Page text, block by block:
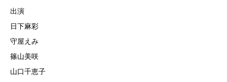
出演
日下麻彩
守屋えみ
篠山美咲
山口千恵子